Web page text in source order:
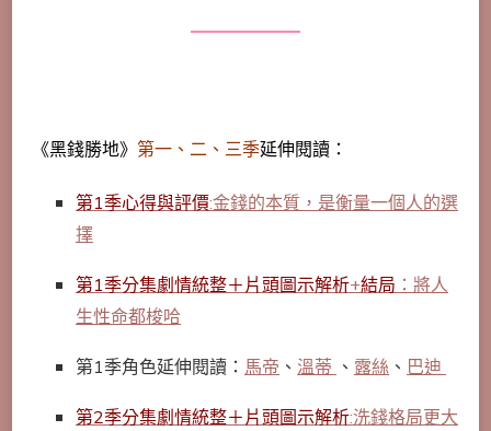
《黑錢勝地》 第一、二、三季延伸閱讀：
第1季心得與評價:金錢的本質，是衡量一個人的選
擇
第1季分集劇情統整＋片頭圖示解析+結局 ：將人
生性命都梭哈
第1季角色延伸閱讀： 馬帝 、 溫蒂 、 露絲 、 巴迪
第2季分集劇情統整＋片頭圖示解析:洗錢格局更大